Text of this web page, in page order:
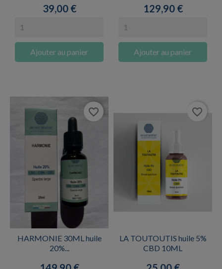
Prix
39,00 €
Ajouter au panier
Prix
129,90 €
Ajouter au panier
HARMONIE 30ML huile
20%...
favorite_border
LA TOUTOUTIS huile 5%
CBD 10ML
favorite_border